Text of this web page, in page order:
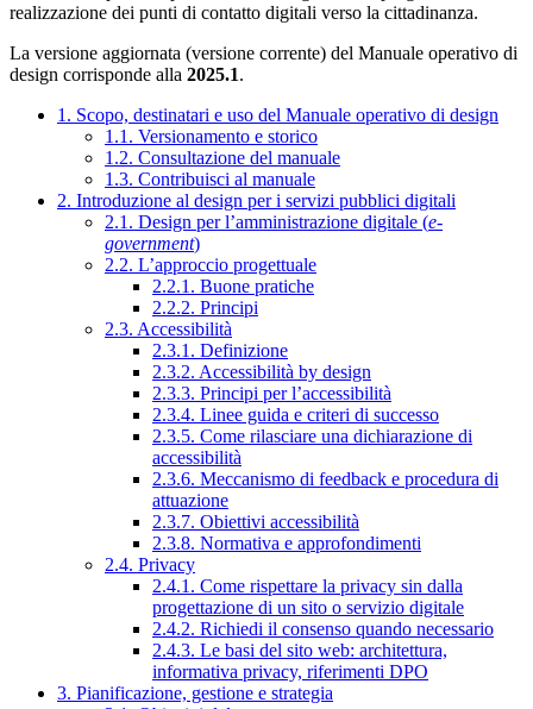
realizzazione dei punti di contatto digitali verso la cittadinanza.
La versione aggiornata (versione corrente) del Manuale operativo di
design corrisponde alla 2025.1.
1. Scopo, destinatari e uso del Manuale operativo di design
1.1. Versionamento e storico
1.2. Consultazione del manuale
1.3. Contribuisci al manuale
2. Introduzione al design per i servizi pubblici digitali
2.1. Design per l’amministrazione digitale (e-
government)
2.2. L’approccio progettuale
2.2.1. Buone pratiche
2.2.2. Principi
2.3. Accessibilità
2.3.1. Definizione
2.3.2. Accessibilità by design
2.3.3. Principi per l’accessibilità
2.3.4. Linee guida e criteri di successo
2.3.5. Come rilasciare una dichiarazione di
accessibilità
2.3.6. Meccanismo di feedback e procedura di
attuazione
2.3.7. Obiettivi accessibilità
2.3.8. Normativa e approfondimenti
2.4. Privacy
2.4.1. Come rispettare la privacy sin dalla
progettazione di un sito o servizio digitale
2.4.2. Richiedi il consenso quando necessario
2.4.3. Le basi del sito web: architettura,
informativa privacy, riferimenti DPO
3. Pianificazione, gestione e strategia